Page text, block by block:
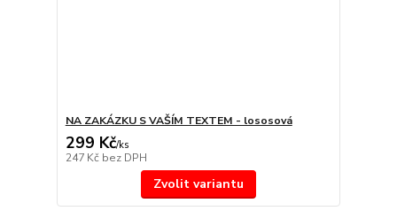
NA ZAKÁZKU S VAŠÍM TEXTEM - lososová
299 Kč/ks
247 Kč bez DPH
Zvolit variantu